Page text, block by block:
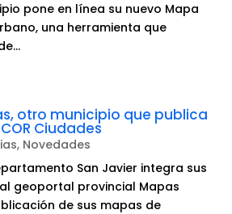
pone en línea su nuevo Mapa
una herramienta que
otro municipio que publica
Ciudades
, Novedades
San Javier integra sus
geoportal provincial Mapas
de sus mapas de